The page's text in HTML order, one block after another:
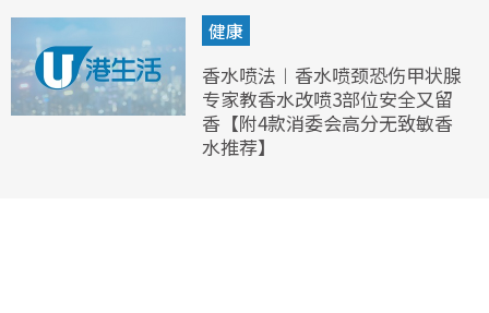
健康
香水喷法︱香水喷颈恐伤甲状腺
专家教香水改喷3部位安全又留
香【附4款消委会高分无致敏香
水推荐】